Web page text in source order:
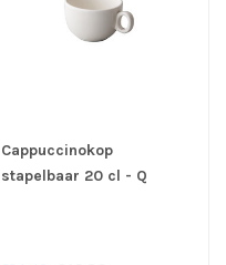
Cappuccinokop
stapelbaar 20 cl - Q